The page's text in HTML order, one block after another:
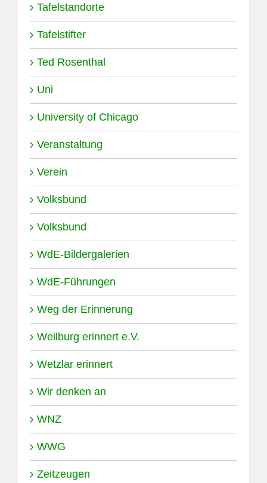
Tafelstandorte
Tafelstifter
Ted Rosenthal
Uni
University of Chicago
Veranstaltung
Verein
Volksbund
Volksbund
WdE-Bildergalerien
WdE-Führungen
Weg der Erinnerung
Weilburg erinnert e.V.
Wetzlar erinnert
Wir denken an
WNZ
WWG
Zeitzeugen